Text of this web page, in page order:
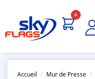
0
Accueil / Mur de Presse /